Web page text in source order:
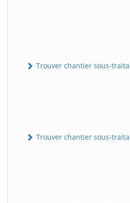
Trouver chantier sous-
Trouver chantier sous-